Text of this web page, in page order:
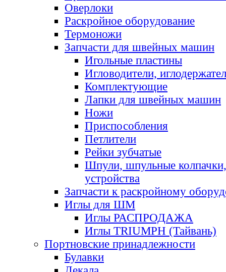
Оверлоки
Раскройное оборудование
Термоножи
Запчасти для швейных машин
Игольные пластины
Игловодители,
Комплектующие
Лапки для швейных машин
Ножи
Приспособления
Петлители
Рейки зубчатые
Шпули, шпульные
устройства
Запчасти к раскройному
Иглы для ШМ
Иглы РАСПРОДАЖА
Иглы TRIUMPH (Тайвань)
Портновские принадлежности
Булавки